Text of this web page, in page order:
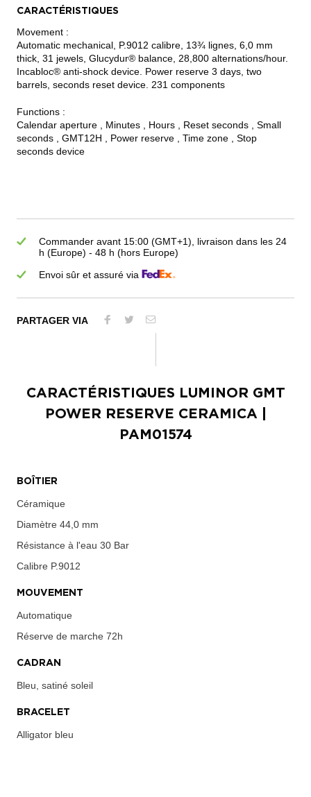
CARACTÉRISTIQUES
Movement :
Automatic mechanical, P.9012 calibre, 13¾ lignes, 6,0 mm
thick, 31 jewels, Glucydur® balance, 28,800 alternations/hour.
Incabloc® anti-shock device. Power reserve 3 days, two
barrels, seconds reset device. 231 components
Functions :
Calendar aperture , Minutes , Hours , Reset seconds , Small
seconds , GMT12H , Power reserve , Time zone , Stop
seconds device
Commander avant 15:00 (GMT+1), livraison dans les 24
h (Europe) - 48 h (hors Europe)
Envoi sûr et assuré via
PARTAGER VIA
CARACTÉRISTIQUES LUMINOR GMT
POWER RESERVE CERAMICA
PAM01574
BOÎTIER
Céramique
Diamètre 44,0 mm
Résistance à l'eau 30 Bar
Calibre P.9012
MOUVEMENT
Automatique
Réserve de marche 72h
CADRAN
Bleu, satiné soleil
BRACELET
Alligator bleu